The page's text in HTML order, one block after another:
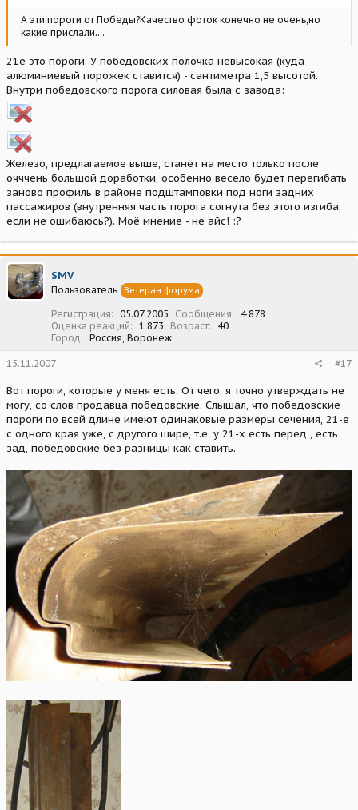
А эти пороги от Победы?Качество фоток конечно не очень,но
какие прислали....
21е это пороги. У победовских полочка невысокая (куда
алюминиевый порожек ставится) - сантиметра 1,5 высотой.
Внутри победовского порога силовая была с завода:
Железо, предлагаемое выше, станет на место только после
очччень большой доработки, особенно весело будет перегибать
заново профиль в районе подштамповки под ноги задних
пассажиров (внутренняя часть порога согнута без этого изгиба,
если не ошибаюсь?). Моё мнение - не айс! :?
SMV
Пользователь Ветеран форума
Регистрация 05.07.2005 Сообщения
4 878
Оценка реакций
1 873 Возраст
40
Город
Россия, Воронеж
15.11.2007 #17
Вот пороги, которые у меня есть. От чего, я точно утверждать не
могу, со слов продавца победовские. Слышал, что победовские
пороги по всей длине имеют одинаковые размеры сечения, 21-е
с одного края уже, с другого шире, т.е. у 21-х есть перед , есть
зад, победовские без разницы как ставить.